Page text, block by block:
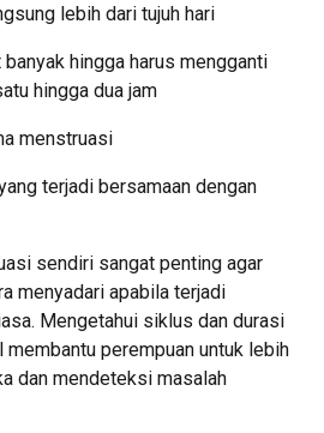
lebih dari tujuh hari
banyak hingga harus mengganti
hingga dua jam
menstruasi
terjadi bersamaan dengan
sendiri sangat penting agar
menyadari apabila terjadi
Mengetahui siklus dan durasi
perempuan untuk lebih
dan mendeteksi masalah